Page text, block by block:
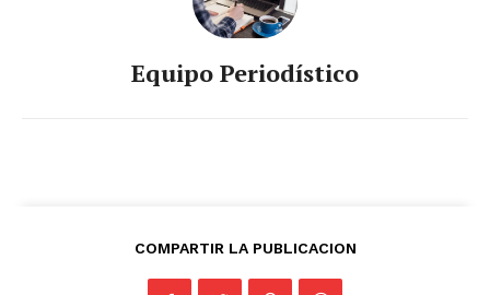
Equipo Periodístico
COMPARTIR LA PUBLICACION